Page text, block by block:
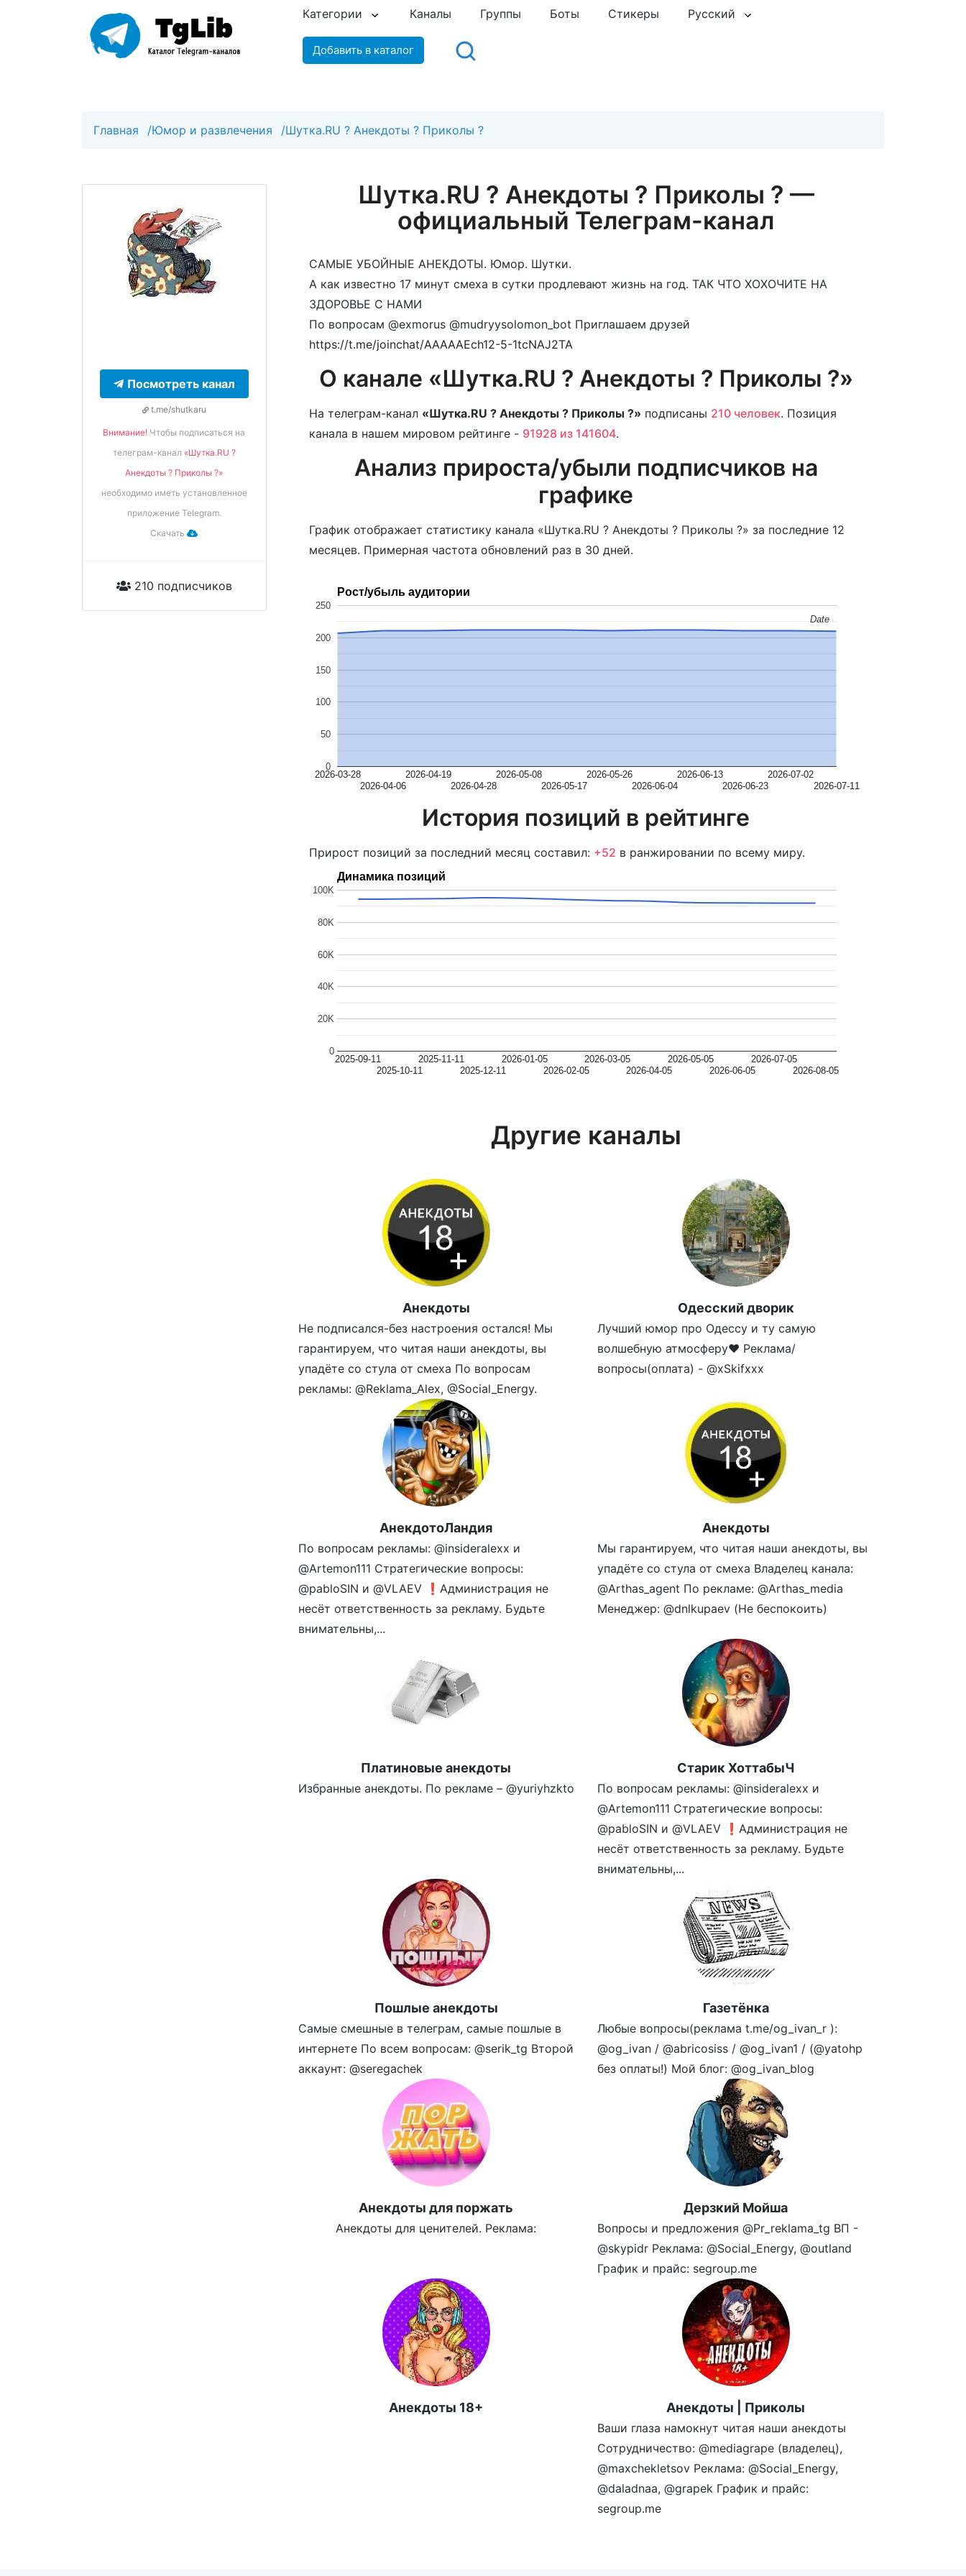
Категории Каналы Группы Боты Стикеры Русский
Добавить в каталог
Главная /Юмор и развлечения /Шутка.RU ? Анекдоты ? Приколы ?
Посмотреть канал
t.me/shutkaru
Внимание! Чтобы подписаться на
телеграм-канал «Шутка.RU ?
Анекдоты ? Приколы ?»
необходимо иметь установленное
приложение Telegram.
Скачать
210 подписчиков
Шутка.RU ? Анекдоты ? Приколы ? —
официальный Телеграм-канал
САМЫЕ УБОЙНЫЕ АНЕКДОТЫ. Юмор. Шутки.
А как известно 17 минут смеха в сутки продлевают жизнь на год. ТАК ЧТО ХОХОЧИТЕ НА
ЗДОРОВЬЕ С НАМИ
По вопросам @exmorus @mudryysolomon_bot Приглашаем друзей
https://t.me/joinchat/AAAAAEch12-5-1tcNAJ2TA
О канале «Шутка.RU ? Анекдоты ? Приколы ?»
На телеграм-канал «Шутка.RU ? Анекдоты ? Приколы ?» подписаны 210 человек. Позиция
канала в нашем мировом рейтинге - 91928 из 141604.
Анализ прироста/убыли подписчиков на
графике
График отображает статистику канала «Шутка.RU ? Анекдоты ? Приколы ?» за последние 12
месяцев. Примерная частота обновлений раз в 30 дней.
Рост/убыль аудитории
2026-03-28
2026-04-06
2026-04-19
2026-04-28
2026-05-08
2026-05-17
2026-05-26
2026-06-04
2026-06-13
2026-06-23
2026-07-02
2026-07-11
0
50
100
150
200
250
Date
Date
История позиций в рейтинге
Прирост позиций за последний месяц составил: +52 в ранжировании по всему миру.
Динамика позиций
2025-09-11
2025-10-11
2025-11-11
2025-12-11
2026-01-05
2026-02-05
2026-03-05
2026-04-05
2026-05-05
2026-06-05
2026-07-05
2026-08-05
0
20K
40K
60K
80K
100K
Другие каналы
Анекдоты
Не подписался-без настроения остался! Мы
гарантируем, что читая наши анекдоты, вы
упадёте со стула от смеха По вопросам
рекламы: @Reklama_Alex, @Social_Energy.
Одесский дворик
Лучший юмор про Одессу и ту самую
волшебную атмосферу❤ Реклама/
вопросы(оплата) - @xSkifxxx
АнекдотоЛандия
По вопросам рекламы: @insideralexx и
@Artemon111 Стратегические вопросы:
@pabloSIN и @VLAEV ❗️Администрация не
несёт ответственность за рекламу. Будьте
внимательны,...
Анекдоты
Мы гарантируем, что читая наши анекдоты, вы
упадёте со стула от смеха Владелец канала:
@Arthas_agent По рекламе: @Arthas_media
Менеджер: @dnlkupaev (Не беспокоить)
Платиновые анекдоты
Избранные анекдоты. По рекламе – @yuriyhzkto
Старик ХоттабыЧ
По вопросам рекламы: @insideralexx и
@Artemon111 Стратегические вопросы:
@pabloSIN и @VLAEV ❗️Администрация не
несёт ответственность за рекламу. Будьте
внимательны,...
Пошлые анекдоты
Самые смешные в телеграм, самые пошлые в
интернете По всем вопросам: @serik_tg Второй
аккаунт: @seregachek
Газетёнка
Любые вопросы(реклама t.me/og_ivan_r ):
@og_ivan / @abricosiss / @og_ivan1 / (@yatohp
без оплаты!) Мой блог: @og_ivan_blog
Aнекдоты для поржать
Анекдоты для ценителей. Реклама:
Дерзкий Мойша
Вопросы и предложения @Pr_reklama_tg ВП -
@skypidr Реклама: @Social_Energy, @outland
График и прайс: segroup.me
Анекдоты 18+ Анекдоты | Приколы
Ваши глаза намокнут читая наши анекдоты
Сотрудничество: @mediagrape (владелец),
@maxchekletsov Реклама: @Social_Energy,
@daladnaa, @grapek График и прайс:
segroup.me